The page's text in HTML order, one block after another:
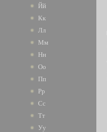
Йй
Кк
Лл
Мм
Нн
Оо
Пп
Рр
Сс
Тт
Уу